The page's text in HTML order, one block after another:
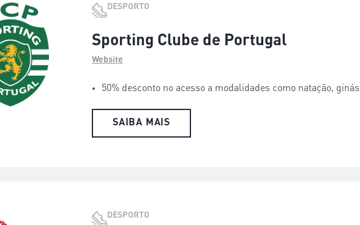
DESPORTO
Sporting Clube de Portugal
Website
50% desconto no acesso a modalidades como natação,
SAIBA MAIS
DESPORTO